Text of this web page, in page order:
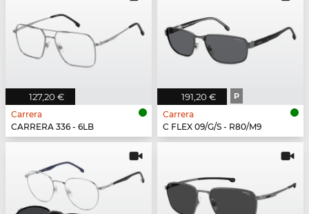
127,20 €
Carrera
CARRERA 336 - 6LB
191,20 € P
Carrera
C FLEX 09/G/S - R80/M9